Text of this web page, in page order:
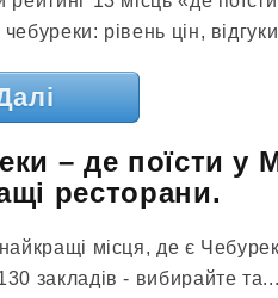
рівень цін,
– де поїсти у
ресторани.
місця, де є
закладів - вибирайте